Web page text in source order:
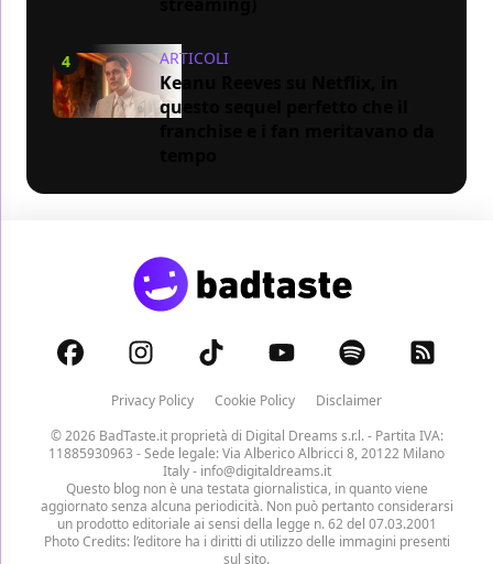
4 ARTICOLI
Keanu Reeves su Netflix, in
questo sequel perfetto che il
Privacy Policy Cookie Policy
Disclaimer
© 2026 BadTaste.it proprietà di Digital Dreams s.r.l.- Partita IVA:
11885930963 - Sede legale: Via Alberico Albricci 8, 20122 Milano
Italy - info@digitaldreams.it
Questo blog non è una testata giornalistica, in quanto viene
aggiornato senza alcuna periodicità. Non può pertanto considerarsi
un prodotto editoriale ai sensi della legge n. 62 del 07.03.2001
Photo Credits: l’editore ha i diritti di utilizzo delle immagini presenti
sul sito.